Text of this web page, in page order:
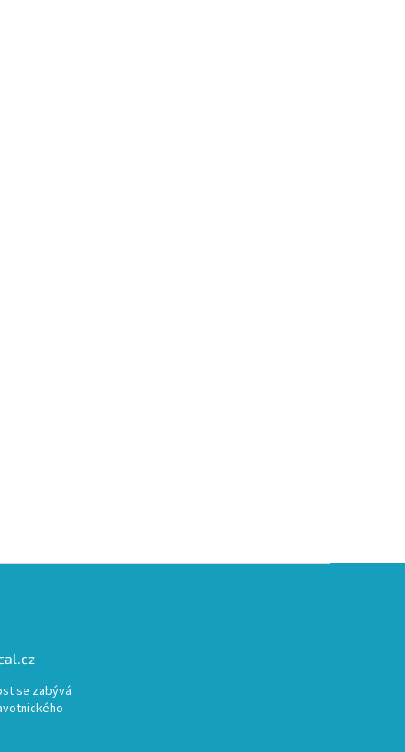
se zabývá